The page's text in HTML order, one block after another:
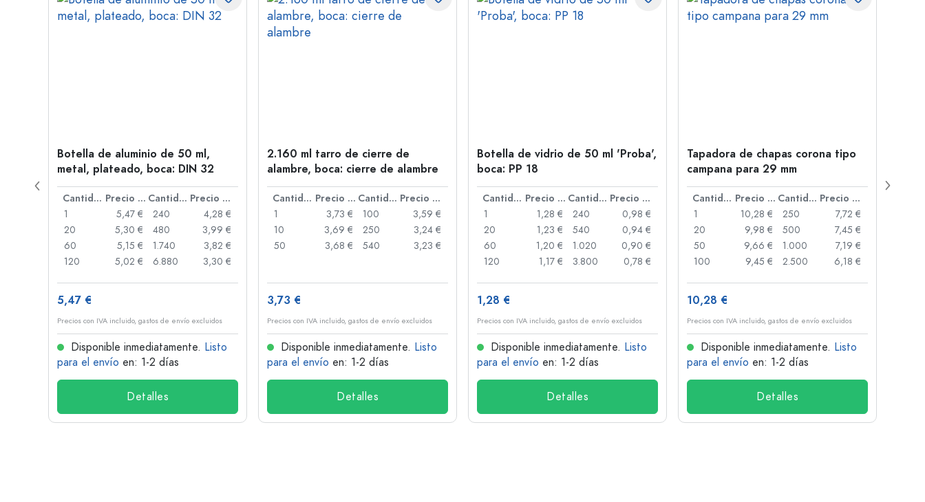
Botella de aluminio de 50 ml,
metal, plateado, boca: DIN 32
Cantidad Precio por unidad Cantidad
Precio por unidad
1
5,47 €
20
5,30 €
60
5,15 €
120
5,02 €
240
4,28 €
480
3,99 €
1.740
3,82 €
6.880
3,30 €
5,47 €
Precios con IVA incluido, gastos de envío excluidos
Disponible inmediatamente. Listo
para el envío en: 1-2 días
Detalles
2.160 ml tarro de cierre de
alambre, boca: cierre de alambre
Cantidad Precio por unidad Cantidad
Precio por unidad
1
3,73 €
10
3,69 €
50
3,68 €
100
3,59 €
250
3,24 €
540
3,23 €
3,73 €
Precios con IVA incluido, gastos de envío excluidos
Disponible inmediatamente. Listo
para el envío en: 1-2 días
Detalles
Botella de vidrio de 50 ml 'Proba',
boca: PP 18
Cantidad Precio por unidad Cantidad
Precio por unidad
1
1,28 €
20
1,23 €
60
1,20 €
120
1,17 €
240
0,98 €
540
0,94 €
1.020
0,90 €
3.800
0,78 €
1,28 €
Precios con IVA incluido, gastos de envío excluidos
Disponible inmediatamente. Listo
para el envío en: 1-2 días
Detalles
Tapadora de chapas corona tipo
campana para 29 mm
Cantidad Precio por unidad Cantidad
Precio por unidad
1
10,28 €
20
9,98 €
50
9,66 €
100
9,45 €
250
7,72 €
500
7,45 €
1.000
7,19 €
2.500
6,18 €
10,28 €
Precios con IVA incluido, gastos de envío excluidos
Disponible inmediatamente. Listo
para el envío en: 1-2 días
Detalles